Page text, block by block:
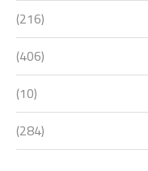
(216)
(406)
(10)
(284)